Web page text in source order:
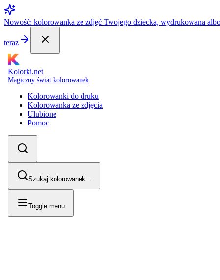
Nowość: kolorowanka ze zdjęć Twojego dziecka, wydrukowana
teraz
Kolorki.net
Magiczny świat kolorowanek
Kolorowanki do druku
Kolorowanka ze zdjęcia
Ulubione
Pomoc
Szukaj kolorowanek...
Toggle menu